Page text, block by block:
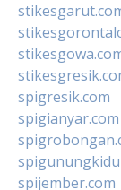
spigresik.com
spigianyar.com
spijember.com